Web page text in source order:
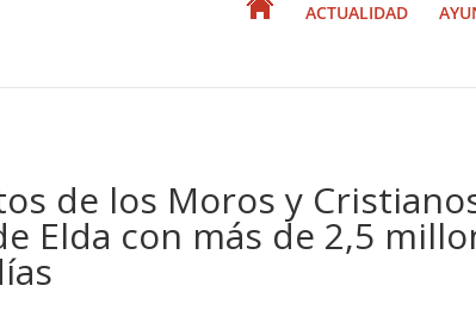
ACTUALIDAD
de los Moros y
Elda con más de 2,5